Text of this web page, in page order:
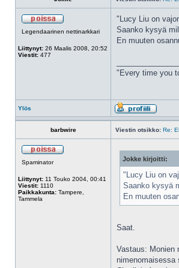
Legendaarinen nettinarkkari
Liittynyt: 26 Maalis 2008, 20:52
Viestit: 477
"Lucy Liu on
Saanko kysyä
En muuten
"Every time you
Ylös
barbwire Viestin otsikko: Re:
Spaminator
Liittynyt: 11 Touko 2004, 00:41
Viestit: 1110
Paikkakunta: Tampere,
Tammela
Jokke kirjoitti:
"Lucy Liu on
Saanko kysyä
En muuten
Saat.
Vastaus: Monien